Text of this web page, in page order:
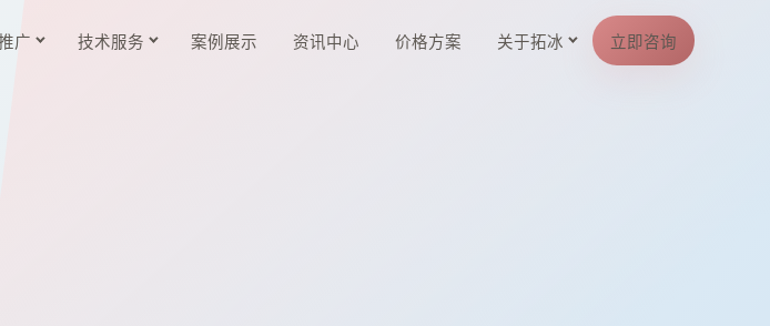
广 技术服务 案例展示 资讯中心 价格方案 关于拓冰 立即咨询